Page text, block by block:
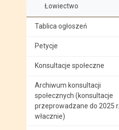
Łowiectwo
Tablica ogłoszeń
Petycje
Konsultacje społeczne
Archiwum konsultacji
społecznych (konsultacje
przeprowadzane do 2025 r.
włacznie)